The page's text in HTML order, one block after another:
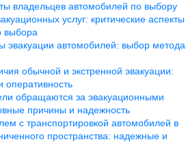
владельцев автомобилей по выбору
услуг: критические аспекты
выбора
эвакуации автомобилей: выбор метода
обычной и экстренной эвакуации:
оперативность
обращаются за эвакуационными
причины и надежность
с транспортировкой автомобилей в
пространства: надежные и